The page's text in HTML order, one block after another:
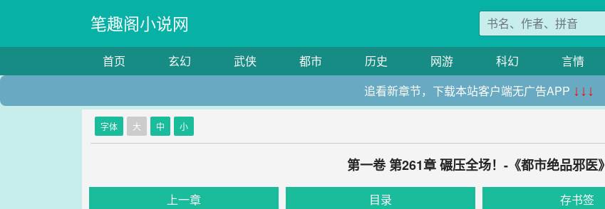
笔趣阁小说网
首页 玄幻 武侠 都市 历史 网游 科幻 言情
追看新章节，下载本站客户端无广告APP ↓↓↓
字体 大 中 小
第一卷 第261章 碾压全场！-《都市绝品邪医》
上一章 目录 存书签